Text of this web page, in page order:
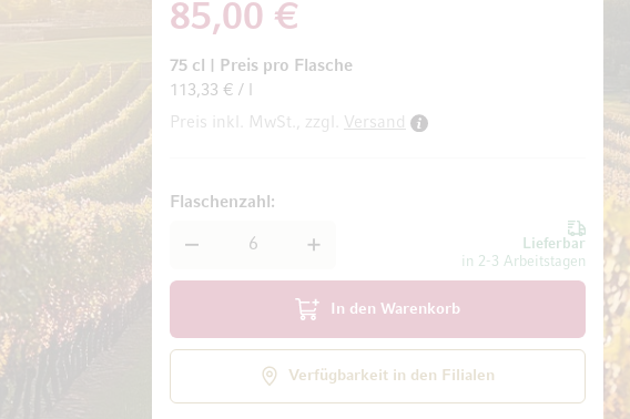
85,00 €
75 cl
Preis pro Flasche
113,33 € / l
Preis inkl. MwSt., zzgl. Versand
Lieferbar
in 2-3 Arbeitstagen
Flaschenzahl
In den Warenkorb
Verfügbarkeit in den Filialen
Zum Anfang der Bildgalerie springen